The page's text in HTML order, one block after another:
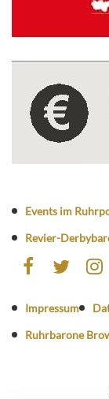
Events im
Revier-
Impressum
Ruhrbarone